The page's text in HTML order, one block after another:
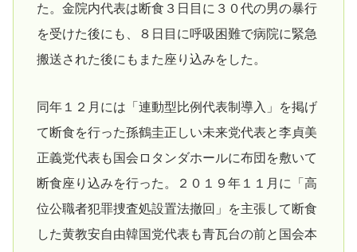
た。金院内代表は断食３日目に３０代の男の暴行
を受けた後にも、８日目に呼吸困難で病院に緊急
搬送された後にもまた座り込みをした。
同年１２月には「連動型比例代表制導入」を掲げ
て断食を行った孫鶴圭正しい未来党代表と李貞美
正義党代表も国会ロタンダホールに布団を敷いて
断食座り込みを行った。２０１９年１１月に「高
位公職者犯罪捜査処設置法撤回」を主張して断食
した黄教安自由韓国党代表も青瓦台の前と国会本